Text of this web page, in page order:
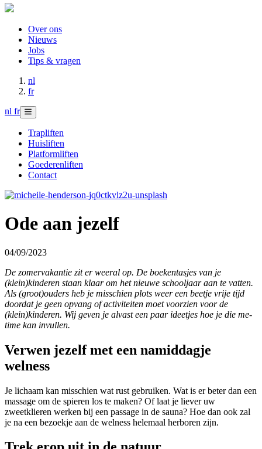
Over ons
Nieuws
Jobs
Tips & vragen
nl
fr
nl fr
Trapliften
Huisliften
Platformliften
Goederenliften
Contact
Ode aan jezelf
04/09/2023
De zomervakantie zit er weeral op. De boekentasjes van je
(klein)kinderen staan klaar om het nieuwe schooljaar aan te vatten.
Als (groot)ouders heb je misschien plots weer een beetje vrije tijd
doordat je geen opvang of activiteiten moet voorzien voor de
(klein)kinderen. Wij geven je alvast een paar ideetjes hoe je die me-
time kan invullen.
Verwen jezelf met een namiddagje
welness
Je lichaam kan misschien wat rust gebruiken. Wat is er beter dan een
massage om de spieren los te maken? Of laat je liever uw
zweetklieren werken bij een passage in de sauna? Hoe dan ook zal
je na een bezoekje aan de welness helemaal herboren zijn.